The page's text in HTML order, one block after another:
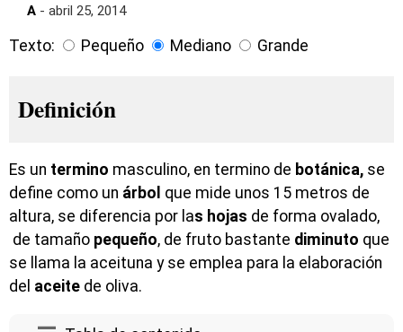
A - abril 25, 2014
Texto: Pequeño Mediano Grande
Definición
Es un termino masculino, en termino de botánica, se
define como un árbol que mide unos 15 metros de
altura, se diferencia por las hojas de forma ovalado,
de tamaño pequeño, de fruto bastante diminuto que
se llama la aceituna y se emplea para la elaboración
del aceite de oliva.